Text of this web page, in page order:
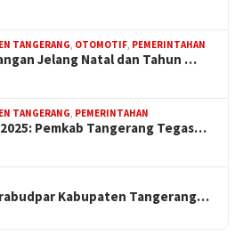
TANGERANG, OTOMOTIF, PEMERINTAHAN
Jelang Natal dan Tahun …
TANGERANG, PEMERINTAHAN
Pemkab Tangerang Tegas…
Kabupaten Tangerang…